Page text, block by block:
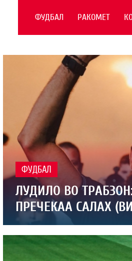
ФУДБАЛ РАКОМЕТ
ФУДБАЛ
ЛУДИЛО ВО
ПРЕЧЕКАА САЛАХ